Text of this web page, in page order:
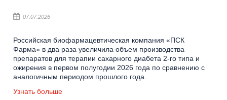
07.07.2026
Российская биофармацевтическая компания «ПСК
Фарма» в два раза увеличила объем производства
препаратов для терапии сахарного диабета 2-го типа и
ожирения в первом полугодии 2026 года по сравнению с
аналогичным периодом прошлого года.
Узнать больше